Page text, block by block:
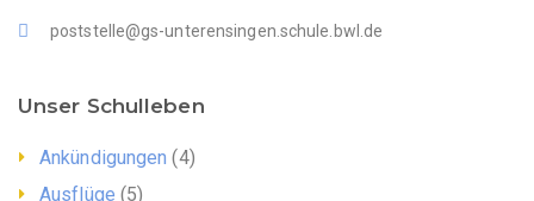
poststelle@gs-unterensingen.schule.bwl.de
Unser Schulleben
Ankündigungen (4)
Ausflüge (5)